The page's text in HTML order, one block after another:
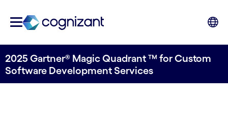
2025 Gartner® Magic Quadrant ™ for Custom
Software Development Services